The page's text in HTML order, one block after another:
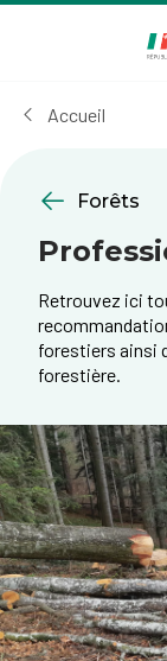
cookies
Accueil
Forêts
Retrouvez ici
forestiers ainsi
forestière.